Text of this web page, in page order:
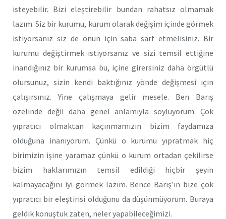
isteyebilir. Bizi eleştirebilir bundan rahatsız olmamak
lazım. Siz bir kurumu, kurum olarak değişim içinde görmek
istiyorsanız siz de onun için saba sarf etmelisiniz. Bir
kurumu değiştirmek istiyorsanız ve sizi temsil ettiğine
inandığınız bir kurumsa bu, içine girersiniz daha örgütlü
olursunuz, sizin kendi baktığınız yönde değişmesi için
çalışırsınız. Yine çalışmaya gelir mesele. Ben Barış
özelinde değil daha genel anlamıyla söylüyorum. Çok
yıpratıcı olmaktan kaçınmamızın bizim faydamıza
olduğuna inanıyorum. Çünkü o kurumu yıpratmak hiç
birimizin işine yaramaz çünkü o kurum ortadan çekilirse
bizim haklarımızın temsil edildiği hiçbir şeyin
kalmayacağını iyi görmek lazım. Bence Barış’ın bize çok
yıpratıcı bir eleştirisi olduğunu da düşünmüyorum. Buraya
geldik konuştuk zaten, neler yapabileceğimizi.